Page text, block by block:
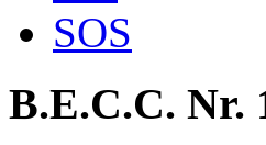
B.E.C.C. Nr.